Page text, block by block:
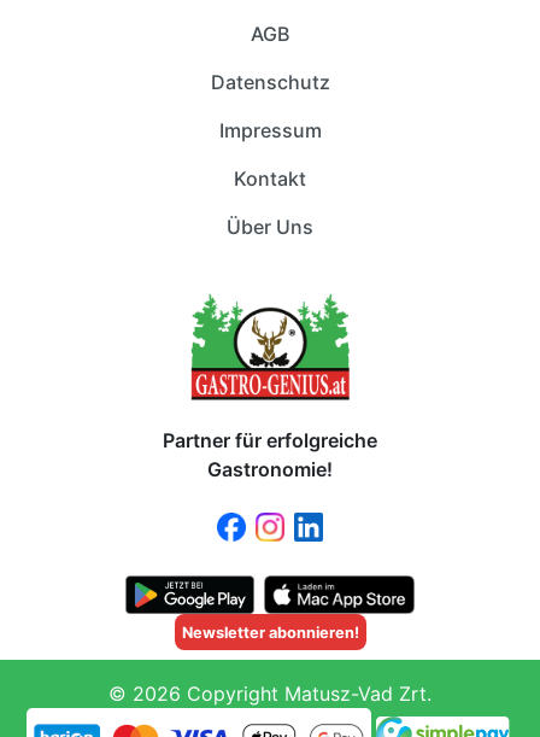
AGB
Datenschutz
Impressum
Kontakt
Über Uns
Partner für erfolgreiche
Gastronomie!
Newsletter abonnieren!
© 2026 Copyright Matusz-Vad Zrt.